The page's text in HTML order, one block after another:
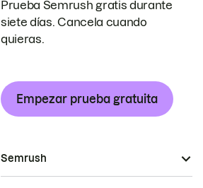
Prueba Semrush gratis durante
siete días. Cancela cuando
quieras.
Empezar prueba gratuita
Semrush